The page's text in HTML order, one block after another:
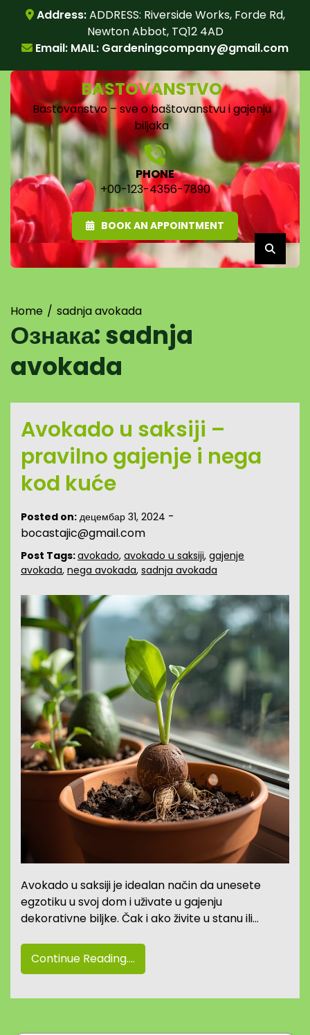
content
Address:ADDRESS: Riverside Works, Forde Rd,
Newton Abbot, TQ12 4AD
Email: MAIL: Gardeningcompany@gmail.com
BASTOVANSTVO
Bastovanstvo – sve o baštovanstvu i gajenju
biljaka
PHONE
+00-123-4356-7890
BOOK AN APPOINTMENT
Home sadnja avokada
Ознака:sadnja
avokada
Avokado u saksiji –
pravilno gajenje i nega
kod kuće
Posted on: децембар 31, 2024 -
bocastajic@gmail.com
Post Tags:avokado, avokado u saksiji, gajenje
avokada, nega avokada, sadnja avokada
Avokado u saksiji je idealan način da unesete
egzotiku u svoj dom i uživate u gajenju
dekorativne biljke. Čak i ako živite u stanu ili…
Continue Reading....